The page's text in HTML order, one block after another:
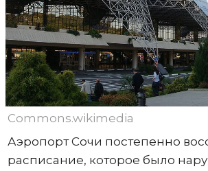
Commons.wikimedia
Аэропорт Сочи постепенно
расписание, которое было